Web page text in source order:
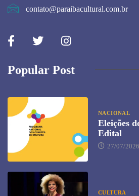
contato@paraibacultural.com.br
Popular Post
NACIONAL
Eleições
Edital
27/07/2026
CULTURA